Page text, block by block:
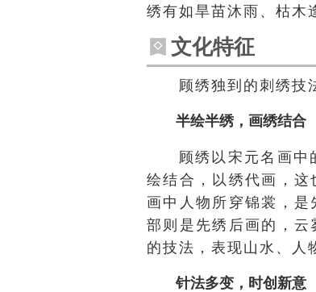
绣有如旱苗沐雨、枯木
文化特征
顾绣独到的刺绣技
半绘半绣，画绣结合
顾绣以宋元名画中
绘结合，以绣代画，这
画中人物所穿锦裳，
部则是先绣后画的，
的技法，表现山水、人
针法多变，时创新意